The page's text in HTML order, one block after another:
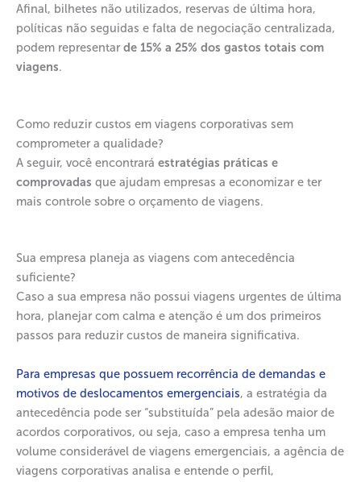
Afinal, bilhetes não utilizados, reservas de última hora,
políticas não seguidas e falta de negociação centralizada,
podem representar de 15% a 25% dos gastos totais com
viagens.
Como reduzir custos em viagens corporativas sem
comprometer a qualidade?
A seguir, você encontrará estratégias práticas e
comprovadas que ajudam empresas a economizar e ter
mais controle sobre o orçamento de viagens.
Sua empresa planeja as viagens com antecedência
suficiente?
Caso a sua empresa não possui viagens urgentes de última
hora, planejar com calma e atenção é um dos primeiros
passos para reduzir custos de maneira significativa.
Para empresas que possuem recorrência de demandas e
motivos de deslocamentos emergenciais, a estratégia da
antecedência pode ser “substituída” pela adesão maior de
acordos corporativos, ou seja, caso a empresa tenha um
volume considerável de viagens emergenciais, a agência de
viagens corporativas analisa e entende o perfil,